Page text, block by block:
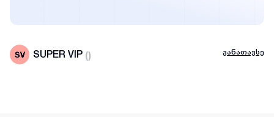
SUPER VIP () განათავსე